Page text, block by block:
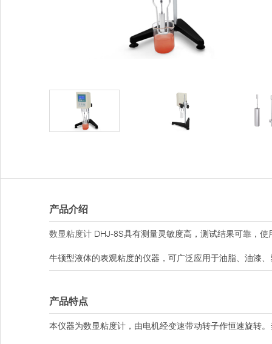
产品介绍
数显粘度计 DHJ-8S具有测量灵敏度高，测试结果可靠，
牛顿型液体的表观粘度的仪器，可广泛应用于油脂、油漆
产品特点
本仪器为数显粘度计，由电机经变速带动转子作恒速旋转